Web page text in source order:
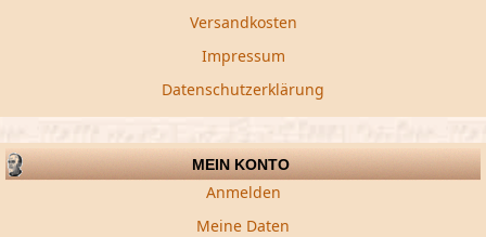
Versandkosten
Impressum
Datenschutzerklärung
MEIN KONTO
Anmelden
Meine Daten